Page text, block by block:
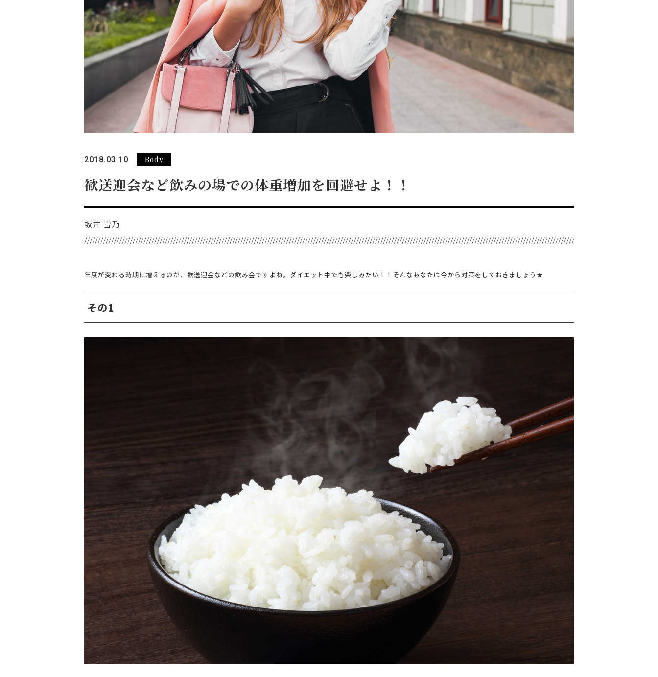
2018.03.10 Body
歓送迎会など飲みの場での体重増加を回避せよ！！
坂井 雪乃
年度が変わる時期に増えるのが、歓送迎会などの飲み会ですよね。ダイエット中でも楽しみたい！！そんなあなたは今から対策をしておきましょう★
その1